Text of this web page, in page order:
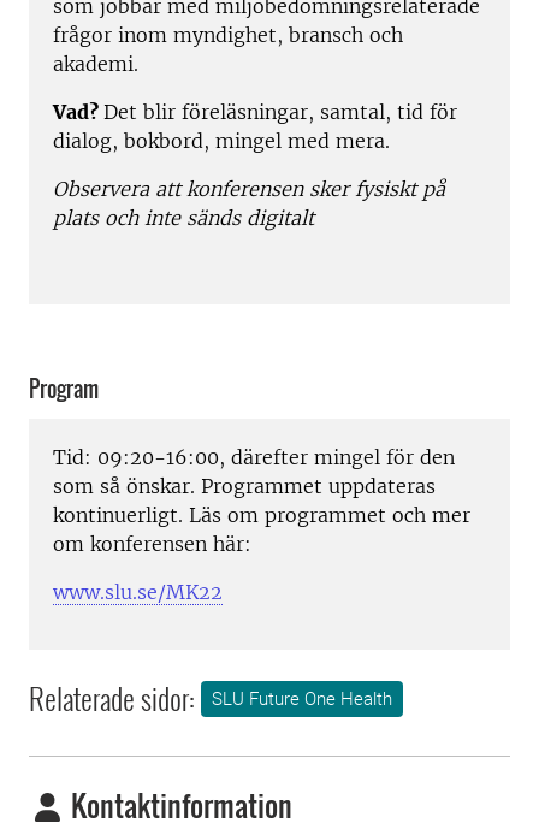
som jobbar med miljöbedömningsrelaterade
frågor inom myndighet, bransch och
akademi.
Vad? Det blir föreläsningar, samtal, tid för
dialog, bokbord, mingel med mera.
Observera att konferensen sker fysiskt på
plats och inte sänds digitalt
Program
Tid: 09:20-16:00, därefter mingel för den
som så önskar. Programmet uppdateras
kontinuerligt. Läs om programmet och mer
om konferensen här:
www.slu.se/MK22
Relaterade sidor: SLU Future One Health
Kontaktinformation